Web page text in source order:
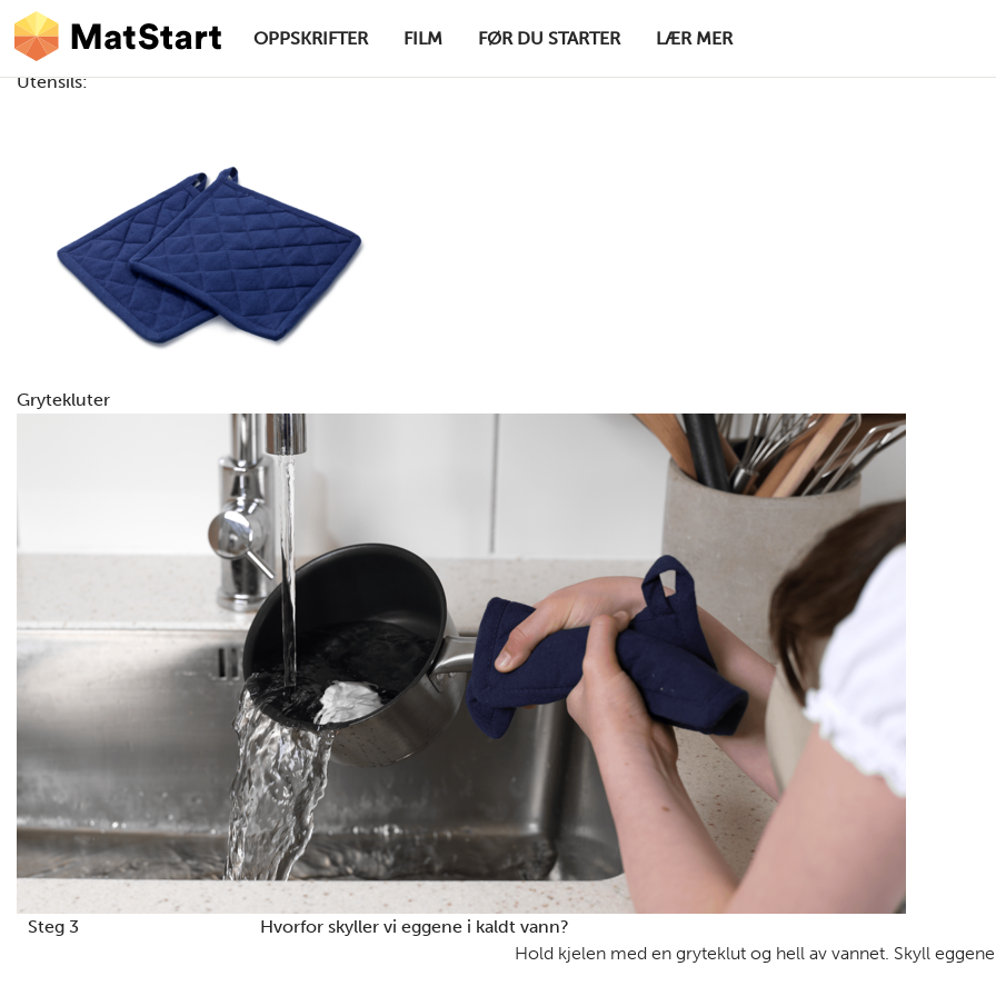
Hopp til hovedinnhold
hovednavigasjonsskrivebordsversjon
OPPSKRIFTER FILM FØR DU STARTER LÆR MER
Utensils:
Grytekluter
Steg 3
Hold kjelen med en gryteklut og hell av vannet. Skyll
Hvorfor skyller vi eggene i kaldt vann?